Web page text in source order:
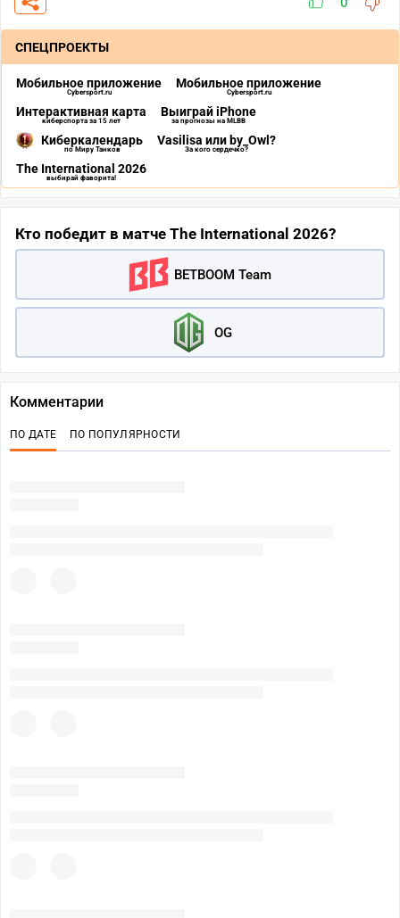
СПЕЦПРОЕКТЫ
Мобильное приложение
Cybersport.ru
Мобильное приложение
Cybersport.ru
Интерактивная карта
киберспорта за 15 лет
Выиграй iPhone
за прогнозы на MLBB
Киберкалендарь
по Миру Танков
Vasilisa или by_Owl?
За кого сердечко?
The International 2026
выбирай фаворита!
Кто победит в матче The International 2026?
BETBOOM Team
OG
Комментарии
ПО ДАТЕ ПО ПОПУЛЯРНОСТИ